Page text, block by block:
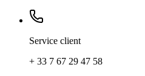
Service client
+ 33 7 67 29 47 58